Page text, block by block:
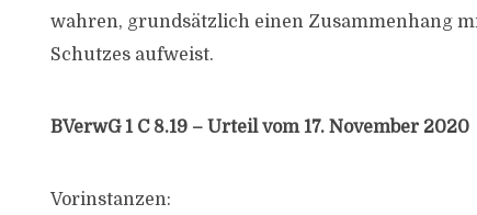
wahren, grundsätzlich einen Zusammenhang
Schutzes aufweist.
BVerwG 1 C 8.19 – Urteil vom 17. November 2020
Vorinstanzen: